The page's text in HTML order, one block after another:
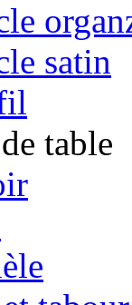
satin
table